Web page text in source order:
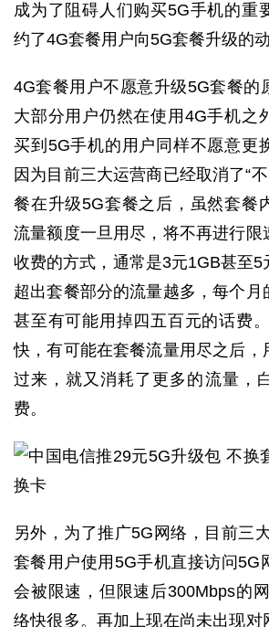
成为了阻碍人们购买5G手机的重
约了4G套餐用户向5G套餐升级的动
4G套餐用户不愿意升级5G套餐的
大部分用户仍然在使用4G手机之
买到5G手机的用户同样不愿意更
因为目前三大运营商已经取消了“
餐在升级5G套餐之后，虽然套餐
流量额度一旦用尽，将不再进行限
收费的方式，通常是3元1GB甚至5
超出套餐部分的流量越多，每个月
甚至有可能用掉四五百元的话费
快，有可能在套餐流量用尽之后，
过来，就又消耗了更多的流量，
费。
另外，为了推广5G网络，目前三
套餐用户使用5G手机直接访问5G
会被限速，但限速后300Mbps的
络快很多。再加上现在尚未出现对